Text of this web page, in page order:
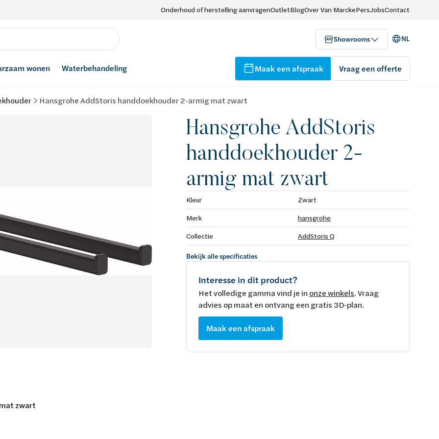
Onderhoud of herstelling aanvragenOutletBlogOver Van MarckePersJobsContact
Showrooms NL
wonen Waterbehandeling Maak een afspraak Vraag een offerte
Hansgrohe AddStoris handdoekhouder 2-armig mat zwart
Hansgrohe AddStoris
handdoekhouder 2-
armig mat zwart
Kleur
Zwart
Merk
hansgrohe
Collectie
AddStoris Q
Bekijk alle specificaties
Interesse in dit product?
Het volledige gamma vind je in onze winkels. Vraag
advies op maat en ontvang een gratis 3D-plan.
Maak een afspraak
zwart